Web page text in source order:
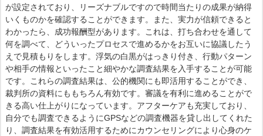
が設定されており、リーズナブルですので時間当たりの成果が納得
いくものかを確認することができます。また、実力が信頼できると
わかったら、成功報酬型があります。これは、打ち合わせを通して
何を調べて、どういったプロセスで進めるかをお互いに協議したう
えで見積もりをします。浮気の白黒がはっきり付き、行動パターン
や相手の情報といったこと細やかな調査結果を入手することが可能
です。これらの調査結果は、公的機関にも即活用することができ、
裁判所の資料にももちろん有効です。審議を有利に進めることがで
きる高い仕上がりになっています。アフターケアも充実しており、
自分でも調査できるようにGPSなどの調査機器を貸し出してくれた
り、調査結果を有効活用するためにカウンセリングにより心身のケ